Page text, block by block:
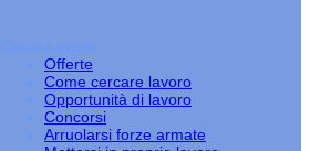
Cerco Lavoro
Offerte
Come cercare lavoro
Opportunità di lavoro
Concorsi
Arruolarsi forze armate